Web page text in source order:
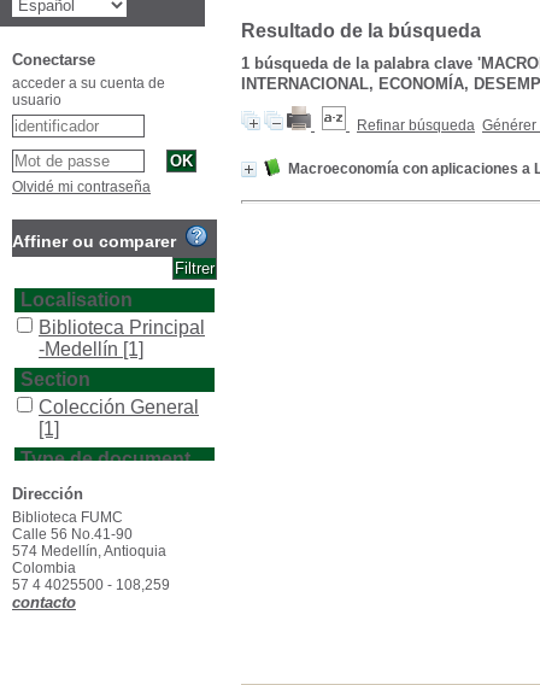
Resultado de la búsqueda
1 búsqueda de la palabra clave
INTERNACIONAL, ECONOMÍA,
Refinar búsqueda Générer
Macroeconomía con aplicaciones a
Conectarse
acceder a su cuenta de
usuario
Olvidé mi contraseña
Affiner ou comparer
Localisation
Biblioteca Principal
-Medellín [1]
Section
Colección General
[1]
Type de document
texto impreso
Dirección
Biblioteca FUMC
Calle 56 No.41-90
574 Medellín, Antioquia
Colombia
57 4 4025500 - 108,259
contacto